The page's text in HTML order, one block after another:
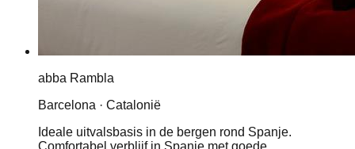
abba Rambla
Barcelona · Catalonië
Ideale uitvalsbasis in de bergen rond Spanje.
Comfortabel verblijf in Spanje met goede